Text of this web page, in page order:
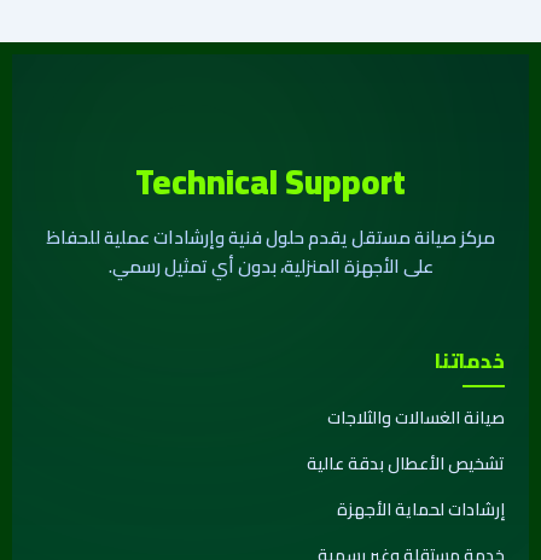
Technical Support
مركز صيانة مستقل يقدم حلول فنية وإرشادات عملية للحفاظ
على الأجهزة المنزلية، بدون أي تمثيل رسمي.
خدماتنا
صيانة الغسالات والثلاجات
تشخيص الأعطال بدقة عالية
إرشادات لحماية الأجهزة